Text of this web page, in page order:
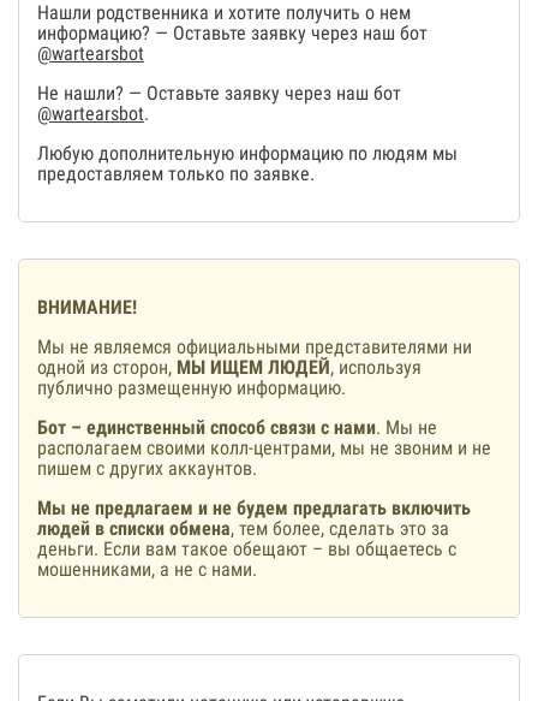
Нашли родственника и хотите получить о нем
информацию? — Оставьте заявку через наш бот
@wartearsbot
Не нашли? — Оставьте заявку через наш бот
@wartearsbot.
Любую дополнительную информацию по людям мы
предоставляем только по заявке.
ВНИМАНИЕ!
Мы не являемся официальными представителями ни
одной из сторон, МЫ ИЩЕМ ЛЮДЕЙ, используя
публично размещенную информацию.
Бот – единственный способ связи с нами. Мы не
располагаем своими колл-центрами, мы не звоним и не
пишем с других аккаунтов.
Мы не предлагаем и не будем предлагать включить
людей в списки обмена, тем более, сделать это за
деньги. Если вам такое обещают – вы общаетесь с
мошенниками, а не с нами.